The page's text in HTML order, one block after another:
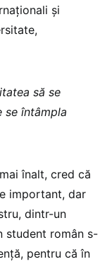
și
să se
se întâmpla
înalt, cred că
important, dar
dintr-un
student român s-
pentru că în